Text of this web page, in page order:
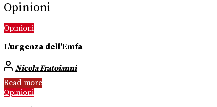
Opinioni
Opinioni
L’urgenza dell’Emfa
Nicola Fratoianni
Read more
Opinioni